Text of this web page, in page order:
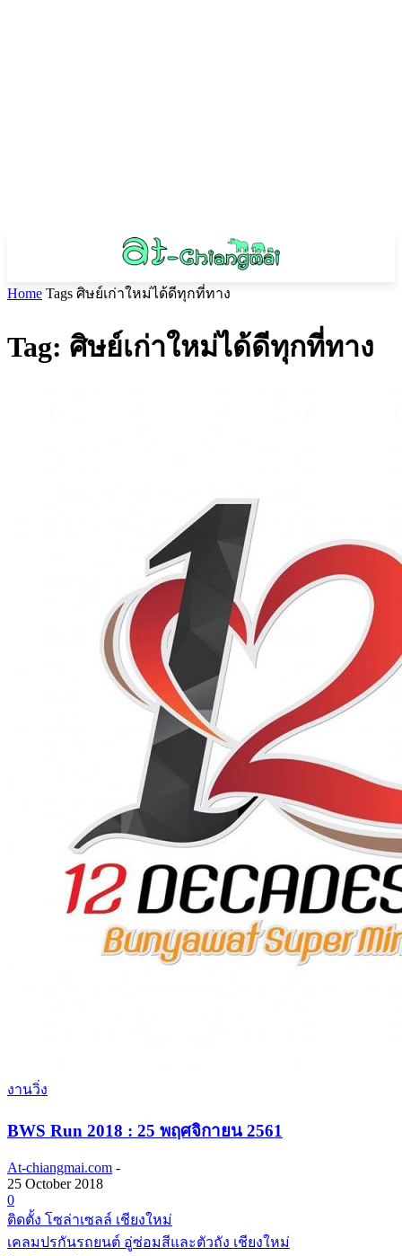
Home Tags ศิษย์เก่าใหม่ได้ดีทุกที่ทาง
Tag: ศิษย์เก่าใหม่ได้ดีทุกที่ทาง
งานวิ่ง
BWS Run 2018 : 25 พฤศจิกายน 2561
At-chiangmai.com -
25 October 2018
0
ติดตั้ง โซล่าเซลล์ เชียงใหม่
เคลมปรกันรถยนต์ อู่ซ่อมสีและตัวถัง เชียงใหม่